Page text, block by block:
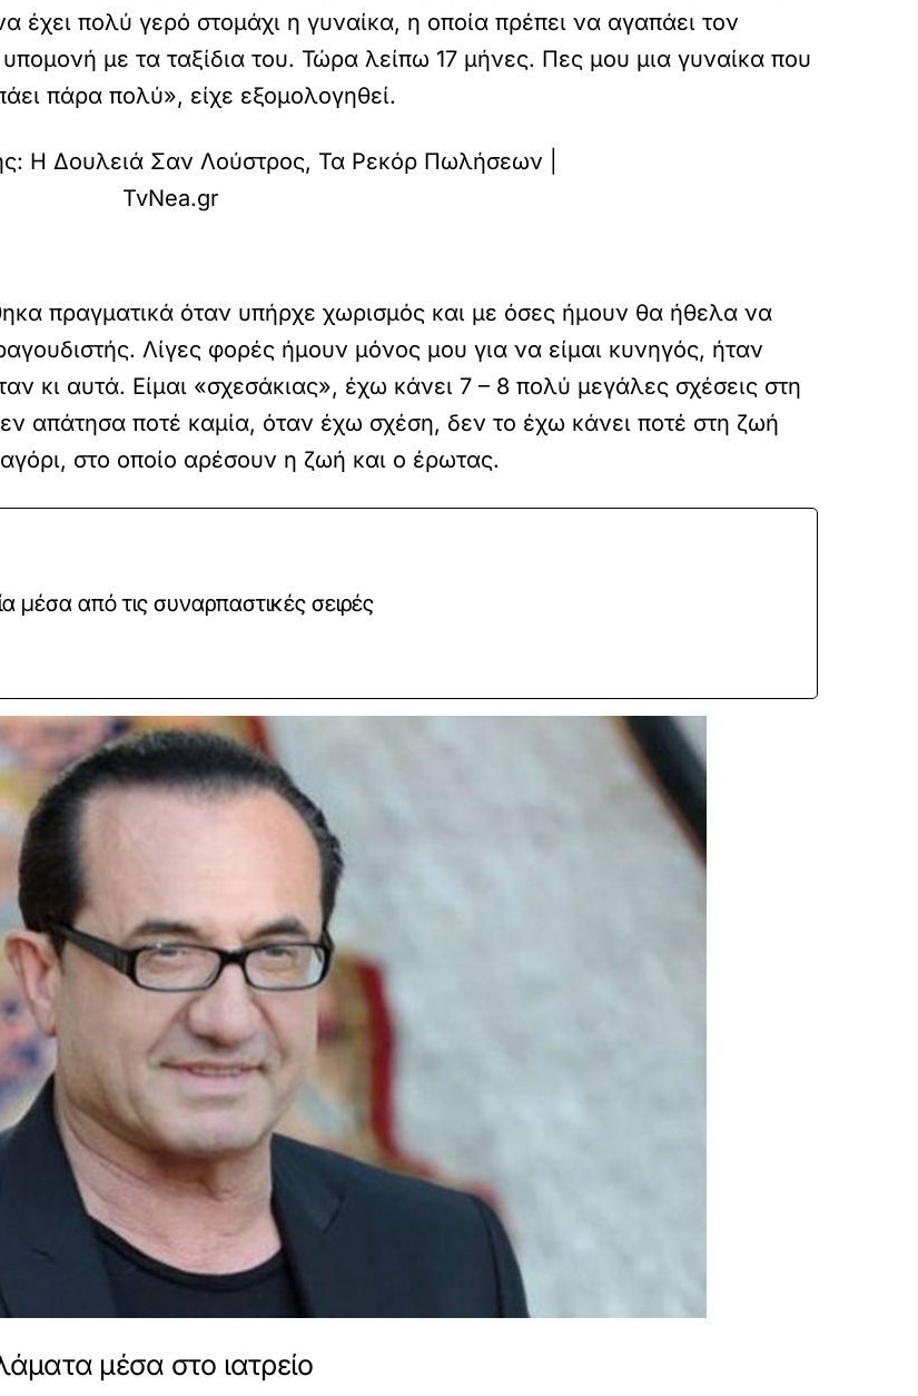
έχει πολύ γερό στομάχι η γυναίκα, η οποία πρέπει να αγαπάει τον
με τα ταξίδια του. Τώρα λείπω 17 μήνες. Πες μου μια γυναίκα που
πάρα πολύ», είχε εξομολογηθεί.
πραγματικά όταν υπήρχε χωρισμός και με όσες ήμουν θα ήθελα να
Λίγες φορές ήμουν μόνος μου για να είμαι κυνηγός, ήταν
κι αυτά. Είμαι «σχεσάκιας», έχω κάνει 7 – 8 πολύ μεγάλες σχέσεις στη
απάτησα ποτέ καμία, όταν έχω σχέση, δεν το έχω κάνει ποτέ στη ζωή
στο οποίο αρέσουν η ζωή και ο έρωτας.
μέσα από τις συναρπαστικές σειρές
μέσα στο ιατρείο